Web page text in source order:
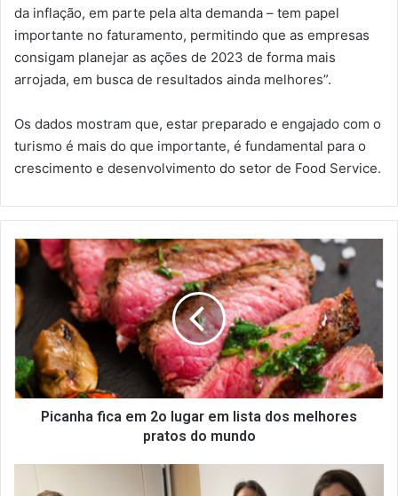
da inflação, em parte pela alta demanda – tem papel
importante no faturamento, permitindo que as empresas
consigam planejar as ações de 2023 de forma mais
arrojada, em busca de resultados ainda melhores”.
Os dados mostram que, estar preparado e engajado com o
turismo é mais do que importante, é fundamental para o
crescimento e desenvolvimento do setor de Food Service.
P
i
c
n
a
f
i
Picanha fica em 2o lugar em lista dos melhores
pratos do mundo